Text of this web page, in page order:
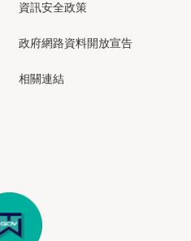
資訊安全政策
政府網路資料開放宣告
相關連結